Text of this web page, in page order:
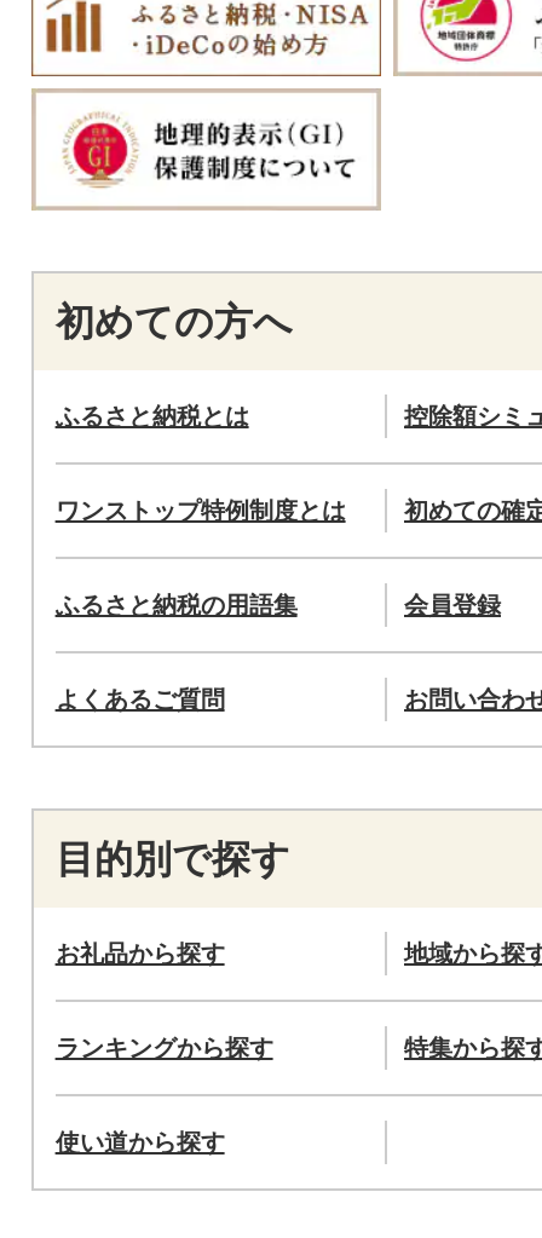
初めての方へ
ふるさと納税とは 控除額シミ
ワンストップ特例制度とは 初めての確
ふるさと納税の用語集 会員登録
よくあるご質問 お問い合わ
目的別で探す
お礼品から探す 地域から探
ランキングから探す 特集から探
使い道から探す